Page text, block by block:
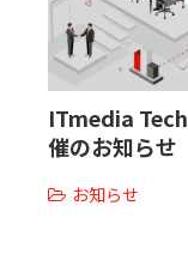
ITmedia
催のお知らせ
お知らせ